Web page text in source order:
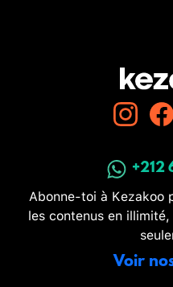
+212
Abonne-toi à
les contenus en
Voir